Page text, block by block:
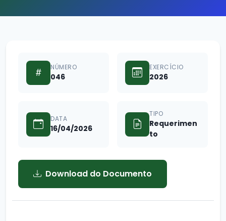
NÚMERO
046
EXERCÍCIO
2026
DATA
16/04/2026
TIPO
Requerimen
to
Download do Documento